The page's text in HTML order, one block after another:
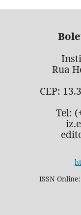
Rua
CEP:
Tel:
ISSN